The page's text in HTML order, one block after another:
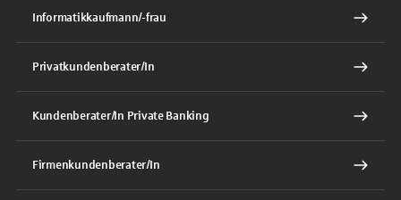
Informatikkaufmann/-frau
Privatkundenberater/In
Kundenberater/In Private Banking
Firmenkundenberater/In